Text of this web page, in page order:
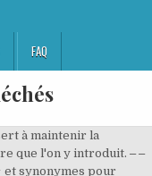
FAQ
à maintenir la
que l'on y introduit. ‒ ‒
synonymes pour